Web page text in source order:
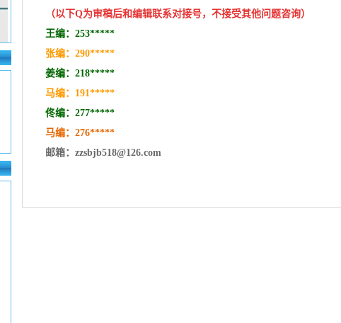
（以下Q为审稿后和编辑联系对接号，不接受其他问题咨询）
王编：253*****
张编：290*****
姜编：218*****
马编：191*****
佟编：277*****
马编：276*****
邮箱：zzsbjb518@126.com